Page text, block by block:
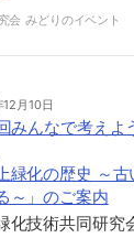
会 みどりのイベント
月10日
みんなで考えよ
緑化の歴史 ～
～」のご案内
化技術共同研究